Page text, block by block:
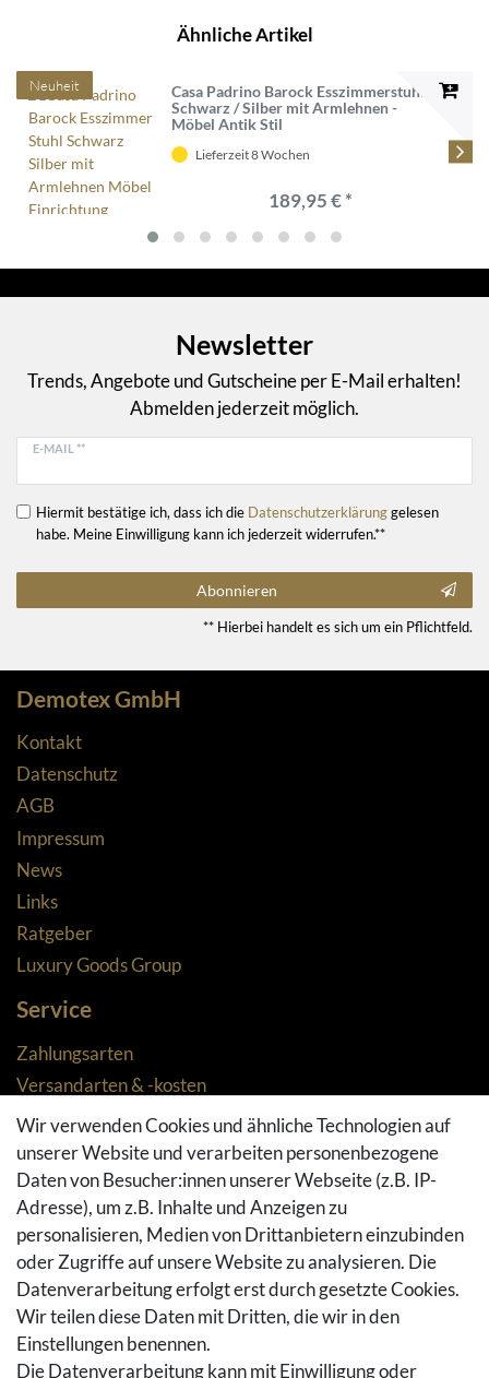
Ähnliche Artikel
Neuheit
Casa Padrino Barock Esszimmerstuhl
Schwarz / Silber mit Armlehnen -
Möbel Antik Stil
Lieferzeit 8 Wochen
189,95 € *
Newsletter
Trends, Angebote und Gutscheine per E-Mail erhalten!
Abmelden jederzeit möglich.
E-MAIL **
Hiermit bestätige ich, dass ich die Daten­schutz­erklärunggelesen
habe. Meine Einwilligung kann ich jederzeit widerrufen.**
Abonnieren
** Hierbei handelt es sich um ein Pflichtfeld.
Demotex GmbH
Kontakt
Datenschutz
AGB
Impressum
News
Links
Ratgeber
Luxury Goods Group
Service
Zahlungsarten
Versandarten & -kosten
Widerrufsrecht
Rückgaberecht
Vertrag widerrufen
Warenkorb
Hilfe
Social Media
Facebook
Instagram
Wir verwenden Cookies und ähnliche Technologien auf
unserer Website und verarbeiten personenbezogene
Daten von Besucher:innen unserer Webseite (z.B. IP-
Adresse), um z.B. Inhalte und Anzeigen zu
personalisieren, Medien von Drittanbietern einzubinden
oder Zugriffe auf unsere Website zu analysieren. Die
Datenverarbeitung erfolgt erst durch gesetzte Cookies.
Wir teilen diese Daten mit Dritten, die wir in den
Einstellungen benennen.
Die Datenverarbeitung kann mit Einwilligung oder